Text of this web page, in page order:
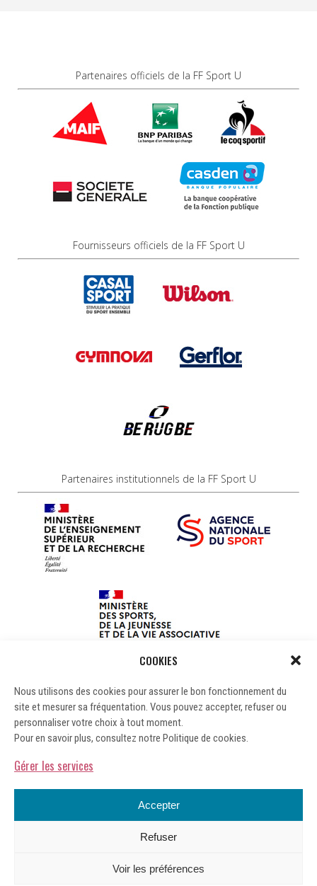
COOKIES
Nous utilisons des cookies pour assurer le bon fonctionnement du
site et mesurer sa fréquentation. Vous pouvez accepter, refuser ou
personnaliser votre choix à tout moment.
Pour en savoir plus, consultez notre Politique de cookies.
Gérer les services
Accepter
Refuser
Voir les préférences
Partenaires officiels de la FF Sport U
Fournisseurs officiels de la FF Sport U
Partenaires institutionnels de la FF Sport U
Gérer les cookies